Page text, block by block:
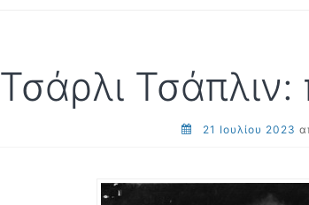
Τσάρλι
21 Ιουλίου 2023